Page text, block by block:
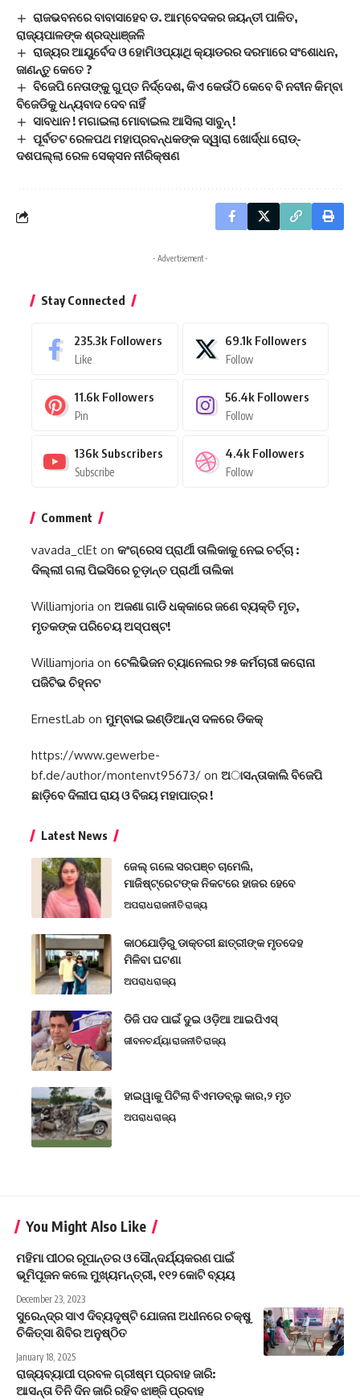
ରାଜଭବନରେ ବାବାସାହେବ ଡ. ଆମ୍ବେଦକର ଜୟନ୍ତୀ ପାଳିତ,
ରାଜ୍ୟପାଳଙ୍କ ଶ୍ରଦ୍ଧାଞ୍ଜଳି
ରାଜ୍ୟର ଆୟୁର୍ବେଦ ଓ ହୋମିଓପ୍ୟାଥି କ୍ୟାଡରର ଦରମାରେ ସଂଶୋଧନ,
ଜାଣନ୍ତୁ କେତେ ?
ବିଜେପି ନେତାଙ୍କୁ ଗୁପ୍ତ ନିର୍ଦ୍ଦେଶ, କିଏ କେଉଁଠି କେବେ ବି ନବୀନ କିମ୍ବା
ବିଜେଡିକୁ ଧନ୍ୟବାଦ ଦେବ ନାହିଁ
ସାବଧାନ ! ମଗାଇଲା ମୋବାଇଲ ଆସିଲା ସାବୁନ୍ !
ପୂର୍ବତଟ ରେଳପଥ ମହାପ୍ରବନ୍ଧକଙ୍କ ଦ୍ୱାରା ଖୋର୍ଦ୍ଧା ରୋଡ୍-
ଦଶପଲ୍ଲା ରେଳ ସେକ୍ସନ ନୀରିକ୍ଷଣ
- Advertisement -
Stay Connected
235.3k Followers
Like
69.1k Followers
Follow
11.6k Followers
Pin
56.4k Followers
Follow
136k Subscribers
Subscribe
4.4k Followers
Follow
Comment
vavada_clEt on କଂଗ୍ରେସ ପ୍ରାର୍ଥୀ ତାଲିକାକୁ ନେଇ ଚର୍ଚ୍ଚା :
ଦିଲ୍ଲୀ ଗଲା ପିଇସିରେ ଚୂଡ଼ାନ୍ତ ପ୍ରାର୍ଥୀ ତାଲିକା
Williamjoria on ଅଜଣା ଗାଡି ଧକ୍କାରେ ଜଣେ ବ୍ୟକ୍ତି ମୃତ,
ମୃତକଙ୍କ ପରିଚେୟ ଅସ୍ପଷ୍ଟ!
Williamjoria on ଟେଲିଭିଜନ ଚ୍ୟାନେଲର ୨୫ କର୍ମଚାରୀ କରୋନା
ପଜିଟିଭ ଚିହ୍ନଟ
ErnestLab on ମୁମ୍ବାଇ ଇଣ୍ଡିଆନ୍ସ ଦଳରେ ଡିକକ୍‌
https://www.gewerbe-
bf.de/author/montenvt95673/ on ଅାସନ୍ତାକାଲି ବିଜେପି
ଛାଡ଼ିବେ ଦିଲୀପ ରାୟ ଓ ବିଜୟ ମହାପାତ୍ର !
Latest News
ଜେଲ୍ ଗଲେ ସରପଞ୍ଚ ଚାମେଲି,
ମାଜିଷ୍ଟ୍ରେଟଙ୍କ ନିକଟରେ ହାଜର ହେବେ
ଅପରାଧରାଜନୀତିରାଜ୍ୟ
କାଠଯୋଡ଼ିରୁ ଡାକ୍ତରୀ ଛାତ୍ରୀଙ୍କ ମୃତଦେହ
ମିଳିବା ଘଟଣା
ଅପରାଧରାଜ୍ୟ
ଡିଜି ପଦ ପାଇଁ ଦୁଇ ଓଡ଼ିଆ ଆଇପିଏସ୍
ଜୀବନଚର୍ଯ୍ୟାରାଜନୀତିରାଜ୍ୟ
ହାଇୱାକୁ ପିଟିଲା ବିଏମଡବ୍ଲୁ କାର,୨ ମୃତ
ଅପରାଧରାଜ୍ୟ
You Might Also Like
ମହିମା ପୀଠର ରୂପାନ୍ତର ଓ ସୌନ୍ଦର୍ଯ୍ୟକରଣ ପାଇଁ
ଭୂମିପୂଜନ କଲେ ମୁଖ୍ୟମନ୍ତ୍ରୀ, ୧୧୨ କୋଟି ବ୍ୟୟ
December 23, 2023
ସୁରେନ୍ଦ୍ର ସାଏ ଦିବ୍ୟଦୃଷ୍ଟି ଯୋଜନା ଅଧୀନରେ ଚକ୍ଷୁ
ଚିକିତ୍ସା ଶିବିର ଅନୁଷ୍ଠିତ
January 18, 2025
ରାଜ୍ୟବ୍ୟାପୀ ପ୍ରବଳ ଗ୍ରୀଷ୍ମ ପ୍ରବାହ ଜାରି:
ଆସନ୍ତା ତିନି ଦିନ ଜାରି ରହିବ ଝାଞ୍ଜି ପ୍ରବାହ